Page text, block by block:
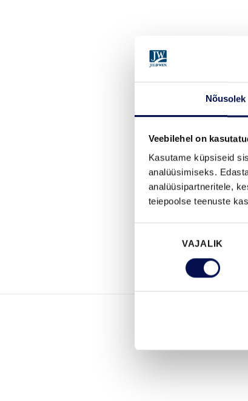
Nõusolek
Veebilehel on
Kasutame küpsiseid
analüüsimiseks.
analüüsipartneritele,
teiepoolse teenuste
VAJALIK